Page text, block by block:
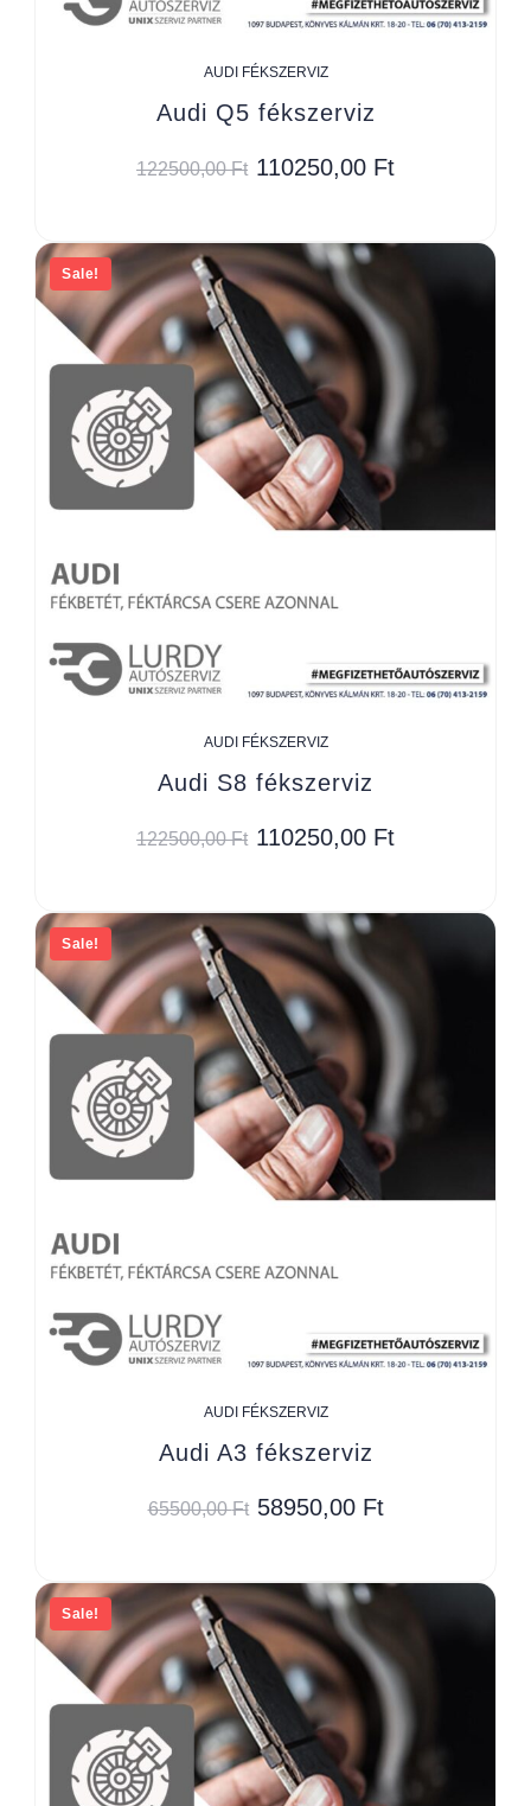
AUDI FÉKSZERVIZ
Audi Q5 fékszerviz
122500,00Ft 110250,00 Ft
Sale!
AUDI FÉKSZERVIZ
Audi S8 fékszerviz
122500,00Ft 110250,00 Ft
Sale!
AUDI FÉKSZERVIZ
Audi A3 fékszerviz
65500,00Ft 58950,00 Ft
Sale!